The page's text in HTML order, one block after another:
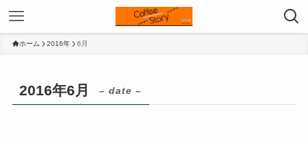
ホーム 2016年 6月
2016年6月 – date –